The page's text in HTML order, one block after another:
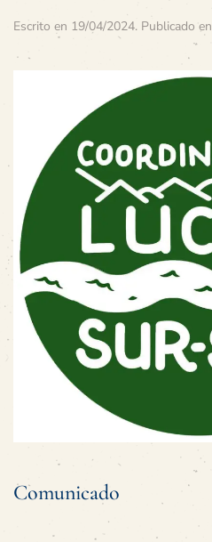
Escrito en 19/04/2024. Publicado en
Comunicado